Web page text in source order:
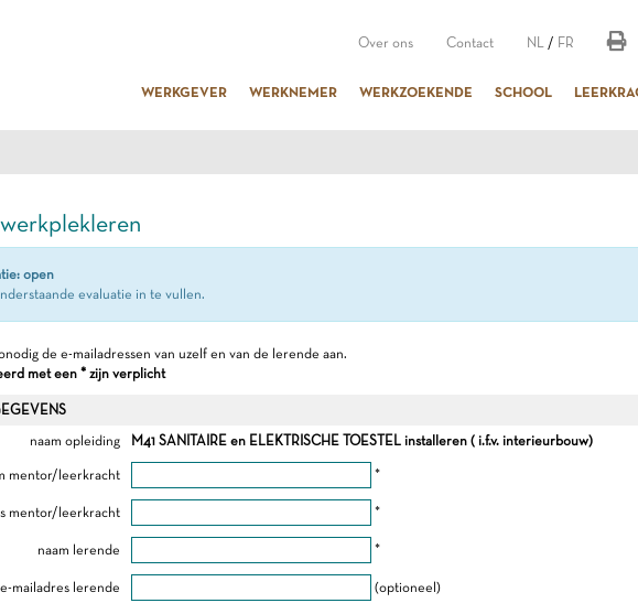
Over ons Contact NL / FR
WERKGEVER WERKNEMER WERKZOEKENDE SCHOOL
open
evaluatie in te vullen.
de e-mailadressen van uzelf en van de lerende aan.
met een * zijn verplicht
naam opleiding
M41 SANITAIRE en ELEKTRISCHE TOESTEL installeren ( i.f.v. interieurbouw)
mentor/leerkracht *
mentor/leerkracht *
naam lerende *
e-mailadres lerende (optioneel)